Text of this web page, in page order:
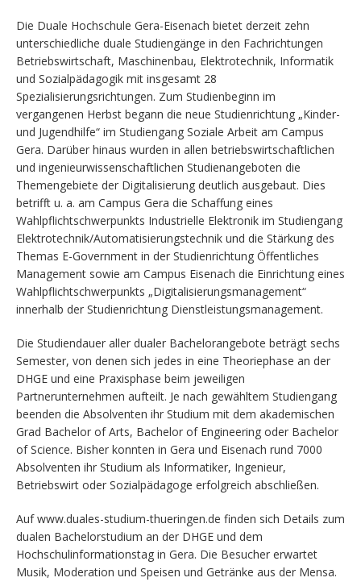
Die Duale Hochschule Gera-Eisenach bietet derzeit zehn
unterschiedliche duale Studiengänge in den Fachrichtungen
Betriebswirtschaft, Maschinenbau, Elektrotechnik, Informatik
und Sozialpädagogik mit insgesamt 28
Spezialisierungsrichtungen. Zum Studienbeginn im
vergangenen Herbst begann die neue Studienrichtung „Kinder-
und Jugendhilfe“ im Studiengang Soziale Arbeit am Campus
Gera. Darüber hinaus wurden in allen betriebswirtschaftlichen
und ingenieurwissenschaftlichen Studienangeboten die
Themengebiete der Digitalisierung deutlich ausgebaut. Dies
betrifft u. a. am Campus Gera die Schaffung eines
Wahlpflichtschwerpunkts Industrielle Elektronik im Studiengang
Elektrotechnik/Automatisierungstechnik und die Stärkung des
Themas E-Government in der Studienrichtung Öffentliches
Management sowie am Campus Eisenach die Einrichtung eines
Wahlpflichtschwerpunkts „Digitalisierungsmanagement“
innerhalb der Studienrichtung Dienstleistungsmanagement.
Die Studiendauer aller dualer Bachelorangebote beträgt sechs
Semester, von denen sich jedes in eine Theoriephase an der
DHGE und eine Praxisphase beim jeweiligen
Partnerunternehmen aufteilt. Je nach gewähltem Studiengang
beenden die Absolventen ihr Studium mit dem akademischen
Grad Bachelor of Arts, Bachelor of Engineering oder Bachelor
of Science. Bisher konnten in Gera und Eisenach rund 7000
Absolventen ihr Studium als Informatiker, Ingenieur,
Betriebswirt oder Sozialpädagoge erfolgreich abschließen.
Auf www.duales-studium-thueringen.de finden sich Details zum
dualen Bachelorstudium an der DHGE und dem
Hochschulinformationstag in Gera. Die Besucher erwartet
Musik, Moderation und Speisen und Getränke aus der Mensa.